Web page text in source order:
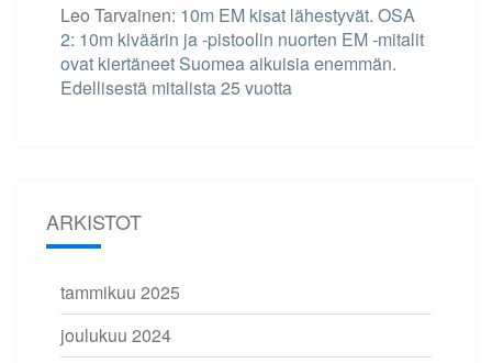
Leo Tarvainen: 10m EM kisat lähestyvät. OSA
2: 10m kiväärin ja -pistoolin nuorten EM -mitalit
ovat kiertäneet Suomea aikuisia enemmän.
Edellisestä mitalista 25 vuotta
ARKISTOT
tammikuu 2025
joulukuu 2024